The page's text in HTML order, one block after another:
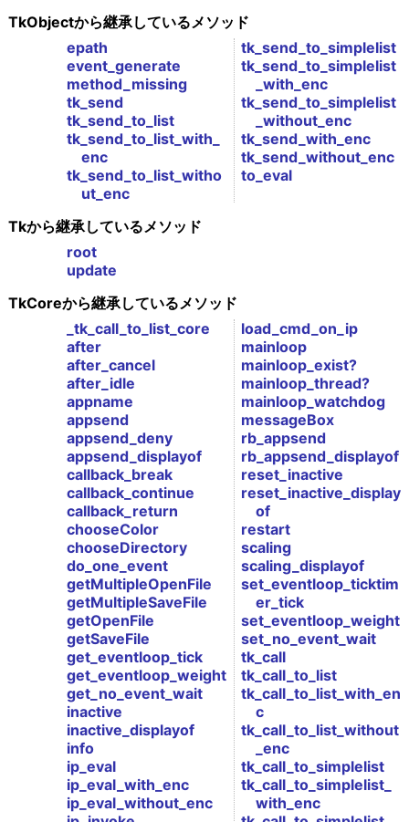
TkObjectから継承しているメソッド
epath
event_generate
method_missing
tk_send
tk_send_to_list
tk_send_to_list_with_
enc
tk_send_to_list_witho
ut_enc
tk_send_to_simplelist
tk_send_to_simplelist
_with_enc
tk_send_to_simplelist
_without_enc
tk_send_with_enc
tk_send_without_enc
to_eval
Tkから継承しているメソッド
root
update
TkCoreから継承しているメソッド
_tk_call_to_list_core
after
after_cancel
after_idle
appname
appsend
appsend_deny
appsend_displayof
callback_break
callback_continue
callback_return
chooseColor
chooseDirectory
do_one_event
getMultipleOpenFile
getMultipleSaveFile
getOpenFile
getSaveFile
get_eventloop_tick
get_eventloop_weight
get_no_event_wait
inactive
inactive_displayof
info
ip_eval
ip_eval_with_enc
ip_eval_without_enc
load_cmd_on_ip
mainloop
mainloop_exist?
mainloop_thread?
mainloop_watchdog
messageBox
rb_appsend
rb_appsend_displayof
reset_inactive
reset_inactive_display
of
restart
scaling
scaling_displayof
set_eventloop_ticktim
er_tick
set_eventloop_weight
set_no_event_wait
tk_call
tk_call_to_list
tk_call_to_list_with_en
c
tk_call_to_list_without
_enc
tk_call_to_simplelist
tk_call_to_simplelist_
with_enc